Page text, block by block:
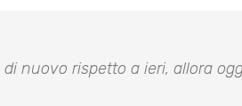
nuovo rispetto a ieri, allora